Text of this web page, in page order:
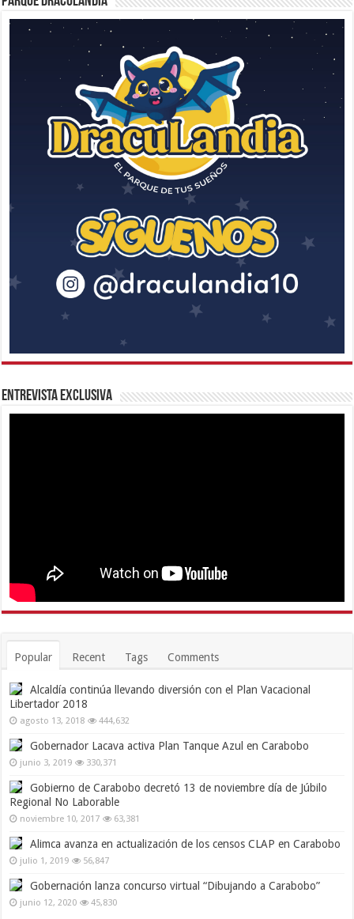
Entrevista Exclusiva
Popular Recent Tags Comments
Alcaldía continúa llevando diversión con el Plan Vacacional
Libertador 2018
agosto 13, 2018 444,632
Gobernador Lacava activa Plan Tanque Azul en Carabobo
junio 3, 2019 330,371
Gobierno de Carabobo decretó 13 de noviembre día de Júbilo
Regional No Laborable
noviembre 10, 2017 63,381
Alimca avanza en actualización de los censos CLAP en Carabobo
julio 1, 2019 56,847
Gobernación lanza concurso virtual “Dibujando a Carabobo”
junio 12, 2020 45,830